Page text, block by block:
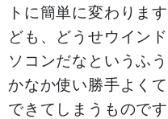
トに簡単に変わりま
ども、どうせウイン
ソコンだなというふ
かなか使い勝手よく
できてしまうもので